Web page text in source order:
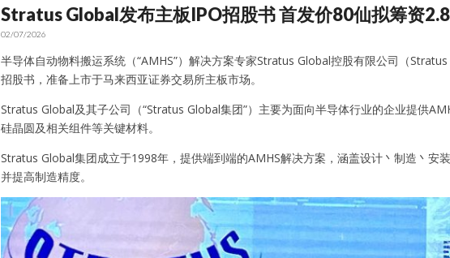
Stratus Global发布主板IPO招股书 首发价80仙拟筹资
02/07/2026
半导体自动物料搬运系统（“AMHS”）解决方案专家Stratus Global控股有限公司（
招股书，准备上市于马来西亚证券交易所主板市场。
Stratus Global及其子公司（“Stratus Global集团”）主要为面向半导体行业的企业提供
硅晶圆及相关组件等关键材料。
Stratus Global集团成立于1998年，提供端到端的AMHS解决方案，涵盖设计丶制造丶安
并提高制造精度。